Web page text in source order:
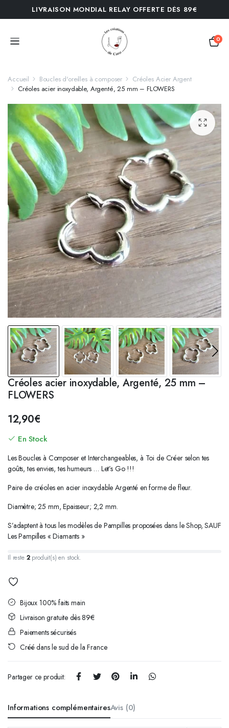
LIVRAISON MONDIAL RELAY OFFERTE DÈS 89€
0
Accueil Boucles d'oreilles à composer
Créoles Acier Argent
Créoles acier inoxydable, Argenté, 25 mm – FLOWERS
Créoles acier inoxydable, Argenté, 25 mm –
FLOWERS
12,90€
En Stock
Les Boucles à Composer et Interchangeables, à Toi de Créer selon tes
goûts, tes envies, tes humeurs … Let’s Go !!!
Paire de créoles en acier inoxydable Argenté en forme de fleur.
Diamètre; 25 mm, Epaisseur; 2,2 mm.
S’adaptent à tous les modèles de Pampilles proposées dans le Shop, SAUF
Les Pampilles « Diamants »
Il reste 2produit(s) en stock.
Bijoux 100% faits main
Livraison gratuite dès 89€
Paiements sécurisés
Créé dans le sud de la France
Partager ce produit:
Informations complémentairesAvis (0)